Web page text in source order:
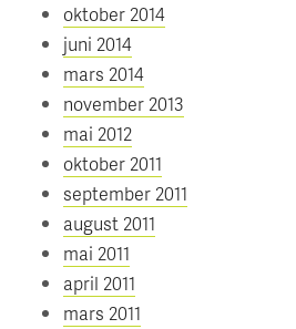
oktober 2014
juni 2014
mars 2014
november 2013
mai 2012
oktober 2011
september 2011
august 2011
mai 2011
april 2011
mars 2011